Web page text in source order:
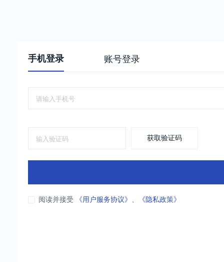
手机登录 账号登录
获取验证码
阅读并接受 《用户服务协议》 、 《隐私政策》